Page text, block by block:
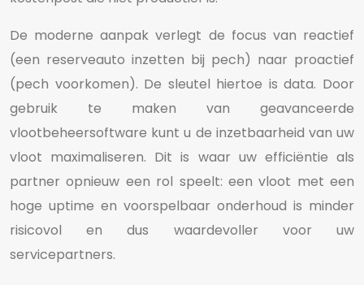
De moderne aanpak verlegt de focus van reactief
(een reserveauto inzetten bij pech) naar proactief
(pech voorkomen). De sleutel hiertoe is data. Door
gebruik te maken van geavanceerde
vlootbeheersoftware kunt u de inzetbaarheid van uw
vloot maximaliseren. Dit is waar uw efficiëntie als
partner opnieuw een rol speelt: een vloot met een
hoge uptime en voorspelbaar onderhoud is minder
risicovol en dus waardevoller voor uw
servicepartners.